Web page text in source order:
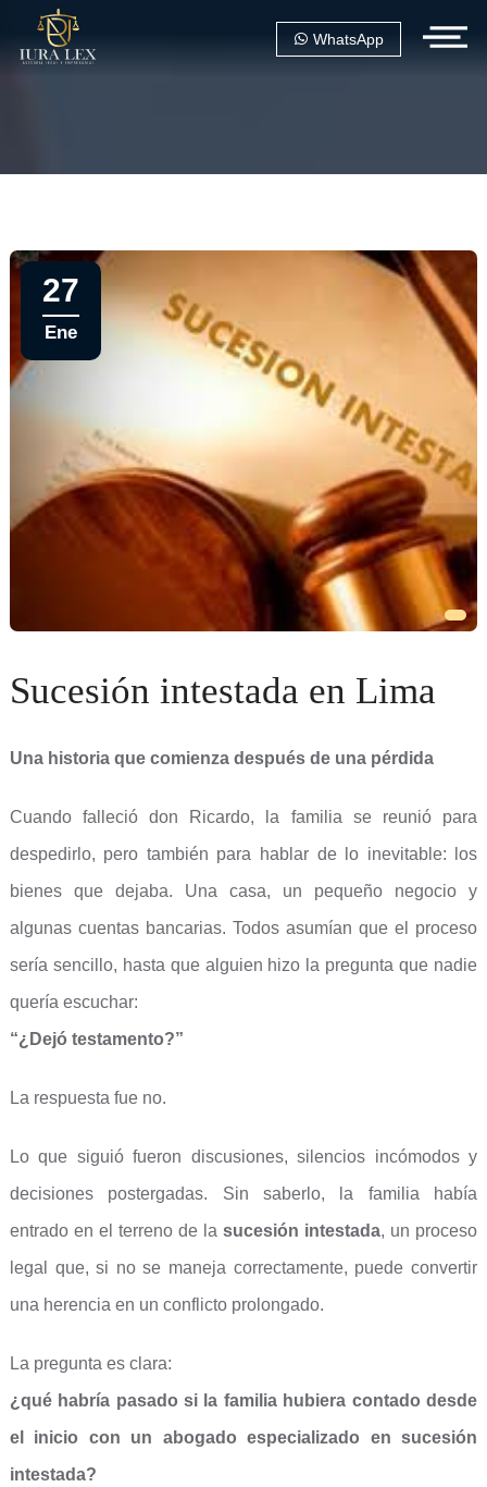
WhatsApp
27
Ene
Sucesión intestada en Lima
Una historia que comienza después de una pérdida
Cuando falleció don Ricardo, la familia se reunió para
despedirlo, pero también para hablar de lo inevitable: los
bienes que dejaba. Una casa, un pequeño negocio y
algunas cuentas bancarias. Todos asumían que el proceso
sería sencillo, hasta que alguien hizo la pregunta que nadie
quería escuchar:
“¿Dejó testamento?”
La respuesta fue no.
Lo que siguió fueron discusiones, silencios incómodos y
decisiones postergadas. Sin saberlo, la familia había
entrado en el terreno de lasucesión intestada, un proceso
legal que, si no se maneja correctamente, puede convertir
una herencia en un conflicto prolongado.
La pregunta es clara:
¿qué habría pasado si la familia hubiera contado desde
el inicio con un abogado especializado en sucesión
intestada?